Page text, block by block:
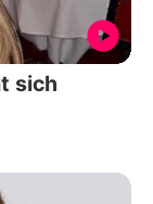
sich